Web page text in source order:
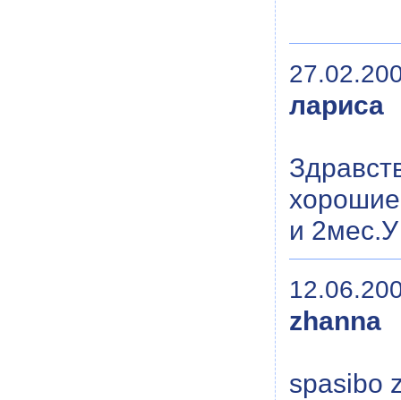
лариса
и
zhanna
spasibo